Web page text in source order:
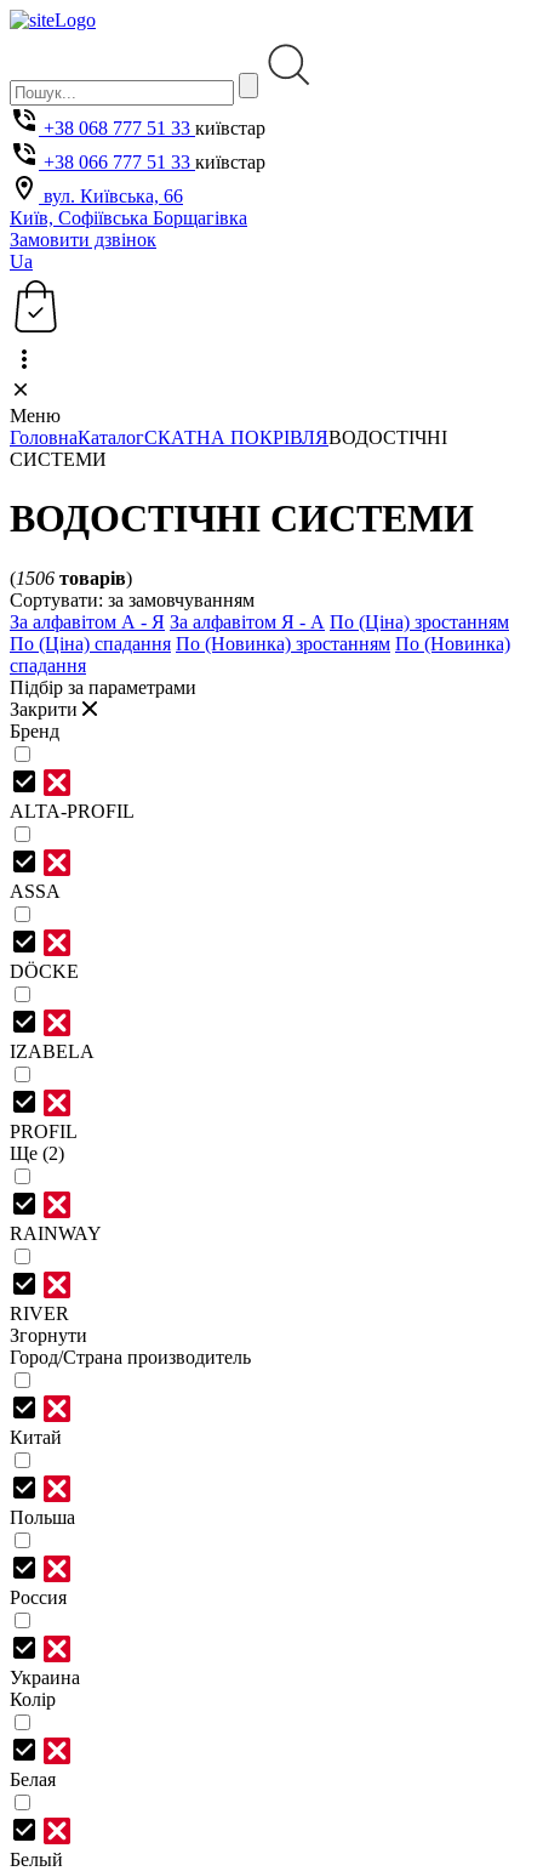
+38 068 777 51 33 київстар
+38 066 777 51 33 київстар
вул. Київська, 66
Київ, Софіївська Борщагівка
Замовити дзвінок
Ua
Меню
ГоловнаКаталогСКАТНА ПОКРІВЛЯВОДОСТІЧНІ
СИСТЕМИ
ВОДОСТІЧНІ СИСТЕМИ
(1506 товарів)
Сортувати: за замовчуванням
За алфавітом А - Я За алфавітом Я - А По (Ціна) зростанням
По (Ціна) спадання По (Новинка) зростанням По (Новинка)
спадання
Підбір за параметрами
Закрити
Бренд
ALTA-PROFIL
ASSA
DÖCKE
IZABELA
PROFIL
Ще (2)
RAINWAY
RIVER
Згорнути
Город/Страна производитель
Китай
Польша
Россия
Украина
Колір
Белая
Белый